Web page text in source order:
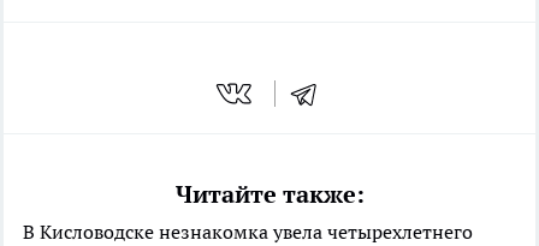
Читайте также:
В Кисловодске незнакомка увела четырехлетнего